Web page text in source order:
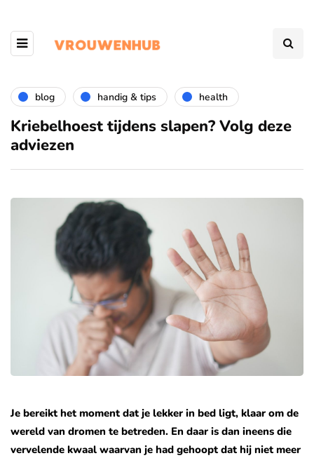
blog handig & tips health
Kriebelhoest tijdens slapen? Volg deze
adviezen
Je bereikt het moment dat je lekker in bed ligt, klaar om de
wereld van dromen te betreden. En daar is dan ineens die
vervelende kwaal waarvan je had gehoopt dat hij niet meer